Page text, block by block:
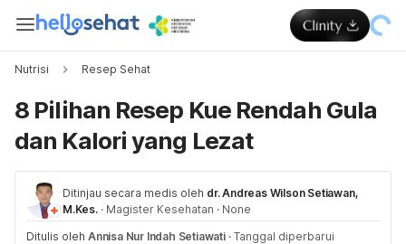
Nutrisi Resep Sehat
8 Pilihan Resep Kue Rendah Gula
dan Kalori yang Lezat
Ditinjau secara medis oleh dr. Andreas Wilson Setiawan,
M.Kes. · Magister Kesehatan · None
Ditulis oleh Annisa Nur Indah Setiawati · Tanggal diperbarui